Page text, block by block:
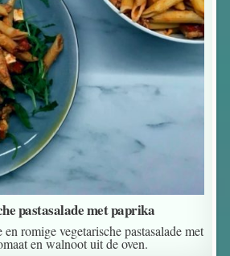
pastasalade met paprika
romige vegetarische pastasalade met
en walnoot uit de oven.